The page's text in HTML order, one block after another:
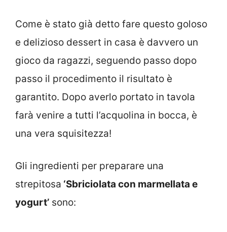
Come è stato già detto fare questo goloso
e delizioso dessert in casa è davvero un
gioco da ragazzi, seguendo passo dopo
passo il procedimento il risultato è
garantito. Dopo averlo portato in tavola
farà venire a tutti l’acquolina in bocca, è
una vera squisitezza!
Gli ingredienti per preparare una
strepitosa ‘Sbriciolata con marmellata e
yogurt’ sono: